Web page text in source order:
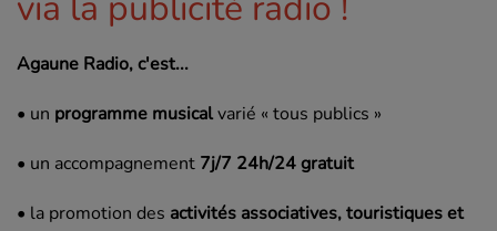
Agaune Radio, c'est...
• un programme musicalvarié « tous publics »
• un accompagnement 7j/7 24h/24 gratuit
• la promotion des activités associatives, touristiques et